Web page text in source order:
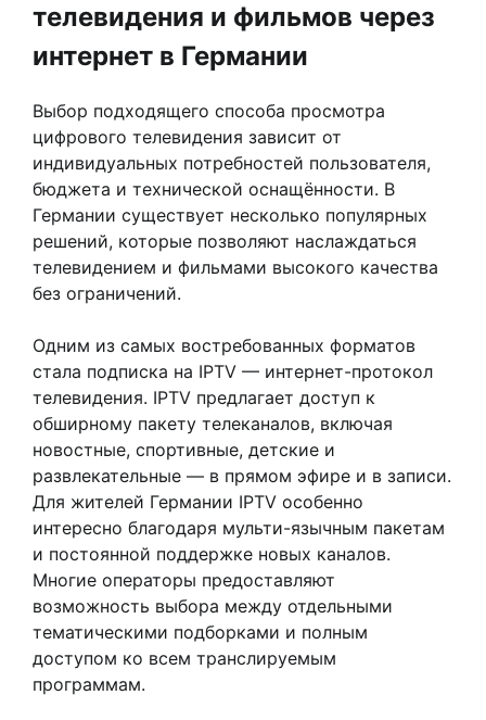
телевидения и фильмов через
интернет в Германии
Выбор подходящего способа просмотра
цифрового телевидения зависит от
индивидуальных потребностей пользователя,
бюджета и технической оснащённости. В
Германии существует несколько популярных
решений, которые позволяют наслаждаться
телевидением и фильмами высокого качества
без ограничений.
Одним из самых востребованных форматов
стала подписка на IPTV — интернет-протокол
телевидения. IPTV предлагает доступ к
обширному пакету телеканалов, включая
новостные, спортивные, детские и
развлекательные — в прямом эфире и в записи.
Для жителей Германии IPTV особенно
интересно благодаря мульти-язычным пакетам
и постоянной поддержке новых каналов.
Многие операторы предоставляют
возможность выбора между отдельными
тематическими подборками и полным
доступом ко всем транслируемым
программам.